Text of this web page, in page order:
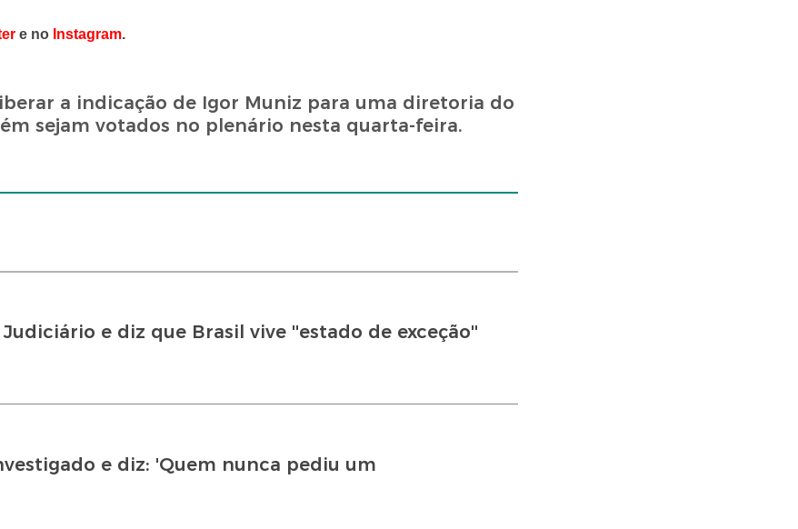
e no Instagram.
a indicação de Igor Muniz para uma diretoria do
sejam votados no plenário nesta quarta-feira.
e diz que Brasil vive ''estado de exceção''
e diz: 'Quem nunca pediu um